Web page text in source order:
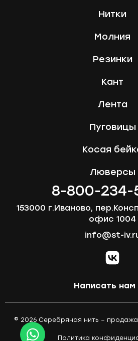
Нитки
Молния
Резинки
Кант
Лента
Пуговицы
Косая
Люверсы
8-800-234-
153000 г.Иваново,
офис 1004
info@st-
vk.com
Написать нам
© 2026 Серебряная нить –
Политика